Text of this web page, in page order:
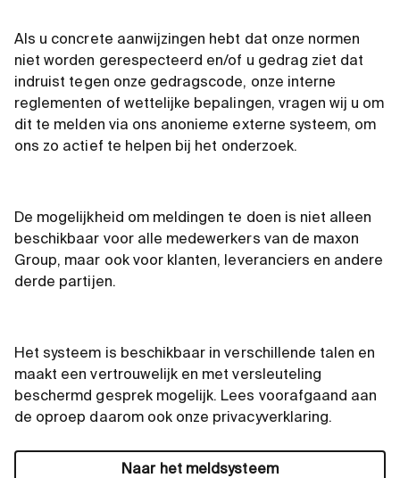
Als u concrete aanwijzingen hebt dat onze normen
niet worden gerespecteerd en/of u gedrag ziet dat
indruist tegen onze gedragscode, onze interne
reglementen of wettelijke bepalingen, vragen wij u om
dit te melden via ons anonieme externe systeem, om
ons zo actief te helpen bij het onderzoek.
De mogelijkheid om meldingen te doen is niet alleen
beschikbaar voor alle medewerkers van de maxon
Group, maar ook voor klanten, leveranciers en andere
derde partijen.
Het systeem is beschikbaar in verschillende talen en
maakt een vertrouwelijk en met versleuteling
beschermd gesprek mogelijk. Lees voorafgaand aan
de oproep daarom ook onze privacyverklaring.
Naar het meldsysteem